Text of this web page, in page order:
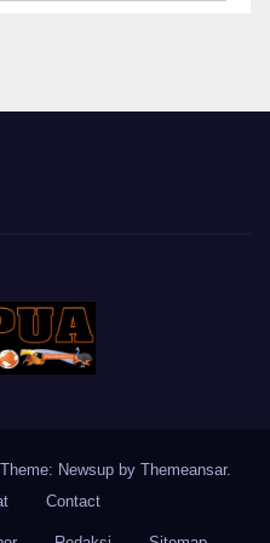
Theme: Newsup by Themeansar.
Contact